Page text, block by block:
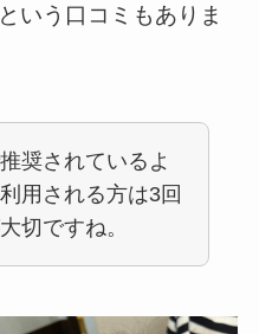
いう口コミもありま
奨されているよ
用される方は3回
切ですね。